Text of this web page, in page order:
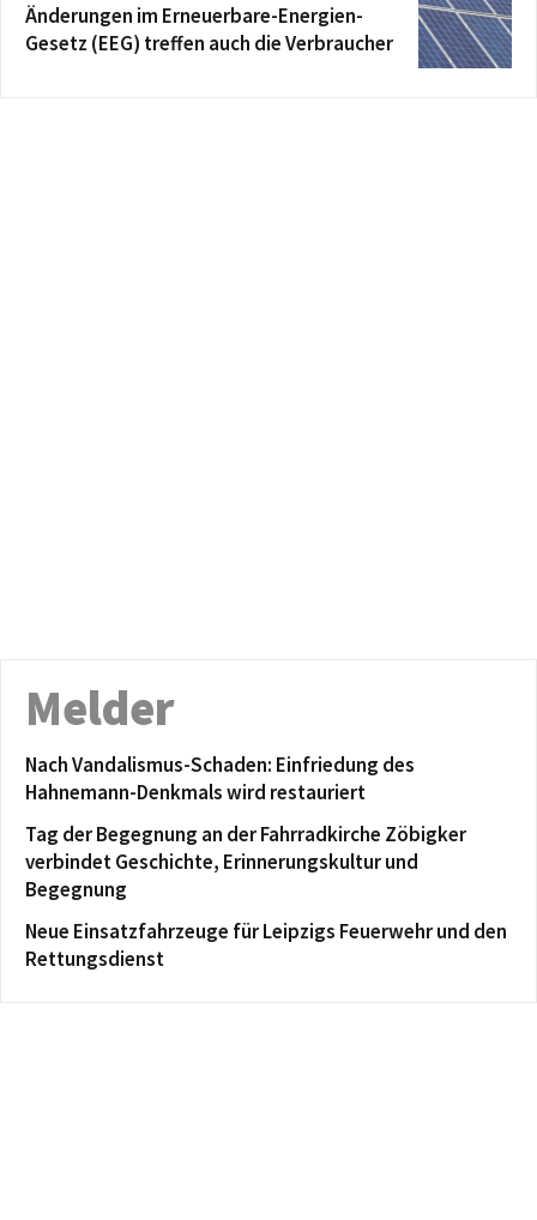
Änderungen im Erneuerbare-Energien-
Gesetz (EEG) treffen auch die Verbraucher
Melder
Nach Vandalismus-Schaden: Einfriedung des
Hahnemann-Denkmals wird restauriert
Tag der Begegnung an der Fahrradkirche Zöbigker
verbindet Geschichte, Erinnerungskultur und
Begegnung
Neue Einsatzfahrzeuge für Leipzigs Feuerwehr und den
Rettungsdienst